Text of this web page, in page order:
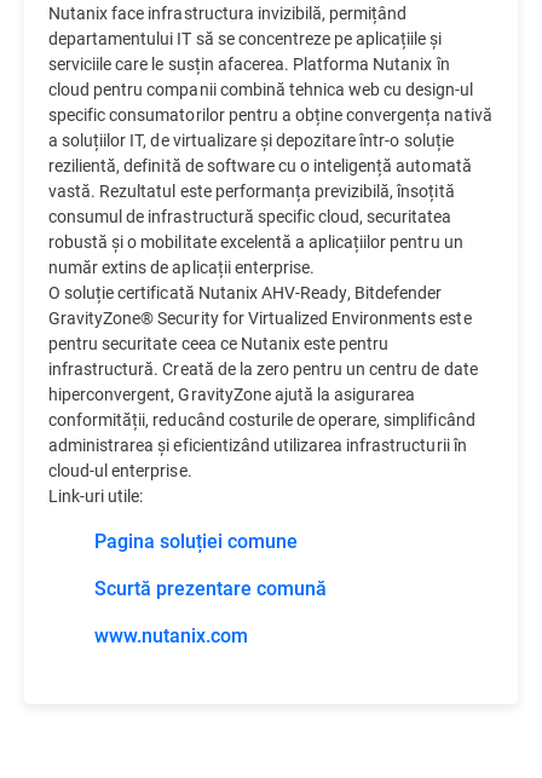
Nutanix face infrastructura invizibilă, permițând
departamentului IT să se concentreze pe aplicațiile și
serviciile care le susțin afacerea. Platforma Nutanix în
cloud pentru companii combină tehnica web cu design-ul
specific consumatorilor pentru a obține convergența nativă
a soluțiilor IT, de virtualizare și depozitare într-o soluție
rezilientă, definită de software cu o inteligență automată
vastă. Rezultatul este performanța previzibilă, însoțită
consumul de infrastructură specific cloud, securitatea
robustă și o mobilitate excelentă a aplicațiilor pentru un
număr extins de aplicații enterprise.
O soluție certificată Nutanix AHV-Ready, Bitdefender
GravityZone® Security for Virtualized Environments este
pentru securitate ceea ce Nutanix este pentru
infrastructură. Creată de la zero pentru un centru de date
hiperconvergent, GravityZone ajută la asigurarea
conformității, reducând costurile de operare, simplificând
administrarea și eficientizând utilizarea infrastructurii în
cloud-ul enterprise.
Link-uri utile:
Pagina soluției comune
Scurtă prezentare comună
www.nutanix.com